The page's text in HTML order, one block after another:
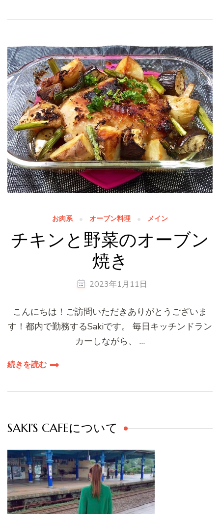
お肉系 オーブン料理 メイン
チキンと野菜のオーブン
焼き
2023年1月11日
こんにちは！ご訪問いただきありがとうございま
す！都内で勤務するSakiです。 毎日キッチンドラン
カーしながら、 …
続きを読む
SAKI’S CAFEについて